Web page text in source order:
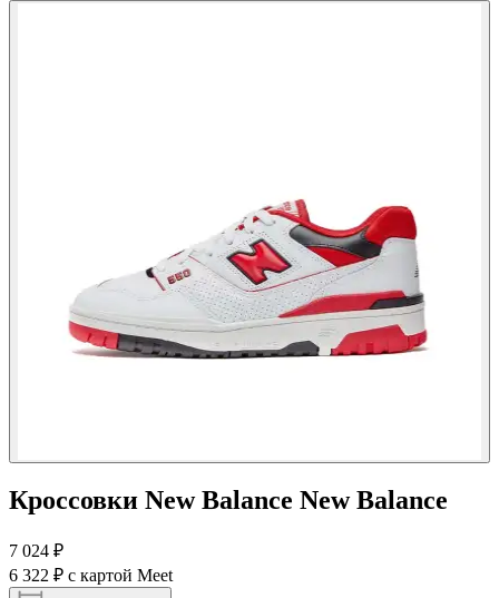
Кроссовки New Balance New Balance
7 024 ₽
6 322 ₽ с картой Meet